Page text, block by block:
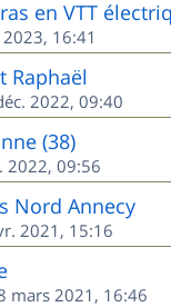
en VTT
16:41
Raphaël
2022, 09:40
(38)
2022, 09:56
Nord Annecy
2021, 15:16
mars 2021, 16:46